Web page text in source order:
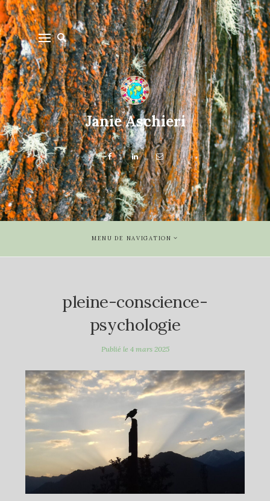
Janie Aschieri
MENU DE NAVIGATION
pleine-conscience-
psychologie
Publié le 4 mars 2025